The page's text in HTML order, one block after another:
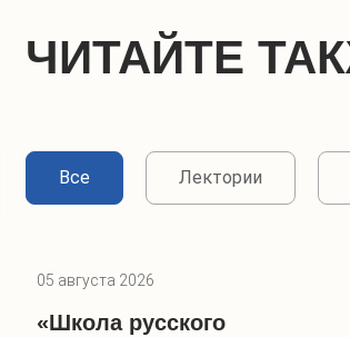
ЧИТАЙТЕ
Все Лектории
05 августа 2026
«Школа русского